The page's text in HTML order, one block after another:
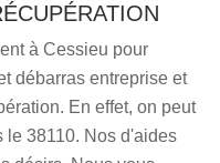
à Cessieu pour
débarras entreprise et
En effet, on peut
le 38110. Nos d'aides